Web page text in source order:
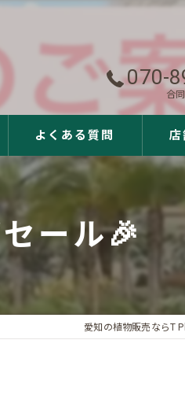
070-
合
よくある質問 店
ユッ
サボ
ール🎉
愛知の植物販売ならT